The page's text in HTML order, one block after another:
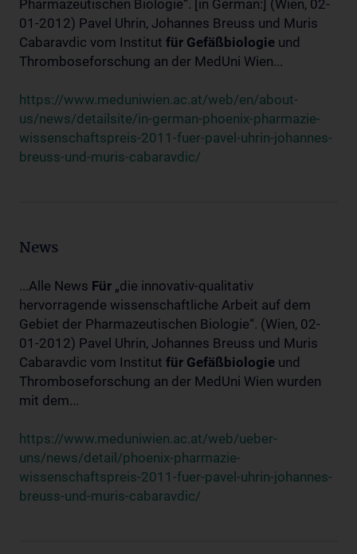
Pharmazeutischen Biologie“. [in German:] (Wien, 02-
01-2012) Pavel Uhrin, Johannes Breuss und Muris
Cabaravdic vom Institut für Gefäßbiologie und
Thromboseforschung an der MedUni Wien...
https://www.meduniwien.ac.at/web/en/about-
us/news/detailsite/in-german-phoenix-pharmazie-
wissenschaftspreis-2011-fuer-pavel-uhrin-johannes-
breuss-und-muris-cabaravdic/
News
...Alle News Für „die innovativ-qualitativ
hervorragende wissenschaftliche Arbeit auf dem
Gebiet der Pharmazeutischen Biologie“. (Wien, 02-
01-2012) Pavel Uhrin, Johannes Breuss und Muris
Cabaravdic vom Institut für Gefäßbiologie und
Thromboseforschung an der MedUni Wien wurden
mit dem...
https://www.meduniwien.ac.at/web/ueber-
uns/news/detail/phoenix-pharmazie-
wissenschaftspreis-2011-fuer-pavel-uhrin-johannes-
breuss-und-muris-cabaravdic/